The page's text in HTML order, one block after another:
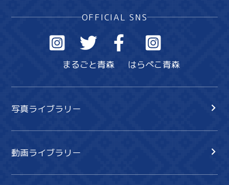
OFFICIAL SNS
まるごと青森 はらぺこ青森
写真ライブラリー
動画ライブラリー